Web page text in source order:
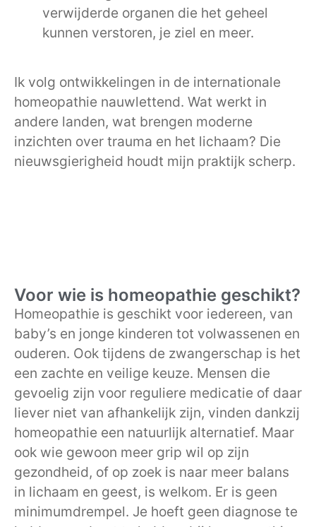
verwijderde organen die het geheel
kunnen verstoren, je ziel en meer.
Ik volg ontwikkelingen in de internationale
homeopathie nauwlettend. Wat werkt in
andere landen, wat brengen moderne
inzichten over trauma en het lichaam? Die
nieuwsgierigheid houdt mijn praktijk scherp.
Voor wie is homeopathie geschikt?
Homeopathie is geschikt voor iedereen, van
baby’s en jonge kinderen tot volwassenen en
ouderen. Ook tijdens de zwangerschap is het
een zachte en veilige keuze. Mensen die
gevoelig zijn voor reguliere medicatie of daar
liever niet van afhankelijk zijn, vinden dankzij
homeopathie een natuurlijk alternatief. Maar
ook wie gewoon meer grip wil op zijn
gezondheid, of op zoek is naar meer balans
in lichaam en geest, is welkom. Er is geen
minimumdrempel. Je hoeft geen diagnose te